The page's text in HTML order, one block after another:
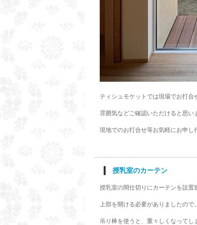
ティシュモケットでは現場でお打
雰囲気などご確認いただけると思い
現地でのお打合せ等お気軽にお申し
授乳室のカーテン
授乳室の間仕切りにカーテンを設置
上部を開ける必要がありましたの
吊り棒を使うと、重々しくなってし